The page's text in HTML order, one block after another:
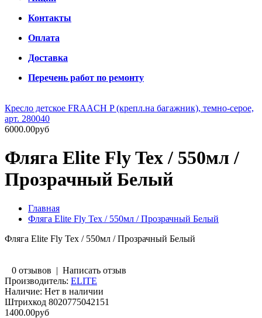
Контакты
Оплата
Доставка
Перечень работ по ремонту
Кресло детское FRAACH P (крепл.на багажник), темно-серое,
арт. 280040
6000.00руб
Фляга Elite Fly Tex / 550мл /
Прозрачный Белый
Главная
Фляга Elite Fly Tex / 550мл / Прозрачный Белый
Фляга Elite Fly Tex / 550мл / Прозрачный Белый
0 отзывов | Написать отзыв
Производитель: ELITE
Наличие: Нет в наличии
Штрихкод 8020775042151
1400.00руб